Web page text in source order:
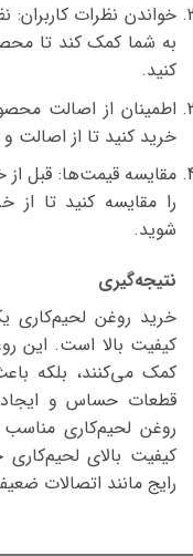
خواندن نظرات کاربران:
به شما کمک کند تا
کنید.
اطمینان از اصالت
خرید کنید تا از
مقایسه قیمت‌ها: قبل
را مقایسه کنید تا از
شوید.
نتیجه‌گیری
خرید روغن لحیم‌کاری
کیفیت بالا است. این
کمک می‌کنند، بلکه
قطعات حساس و ایجاد
روغن لحیم‌کاری
کیفیت بالای
رایج مانند اتصالات